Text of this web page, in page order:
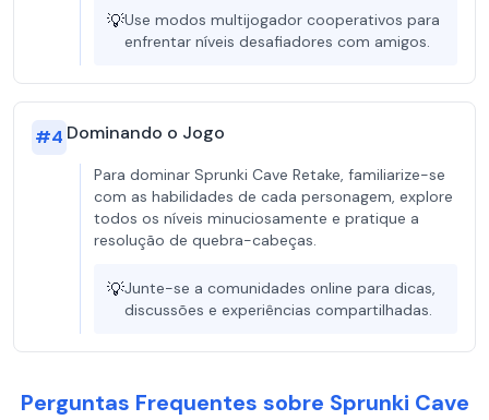
💡Use modos multijogador cooperativos para
enfrentar níveis desafiadores com amigos.
#4 Dominando o Jogo
Para dominar Sprunki Cave Retake, familiarize-se
com as habilidades de cada personagem, explore
todos os níveis minuciosamente e pratique a
resolução de quebra-cabeças.
💡Junte-se a comunidades online para dicas,
discussões e experiências compartilhadas.
Perguntas Frequentes sobre Sprunki Cave